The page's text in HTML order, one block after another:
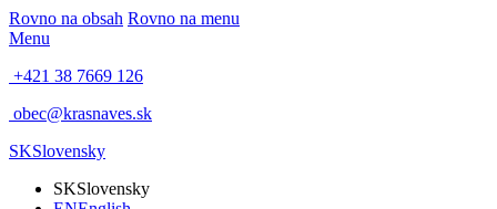
Rovno na obsah Rovno na menu
Menu
+421 38 7669 126
obec@krasnaves.sk
SKSlovensky
SKSlovensky